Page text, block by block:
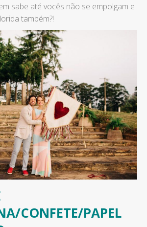
sabe até vocês não se empolgam e
também?!
CONFETE/PAPEL